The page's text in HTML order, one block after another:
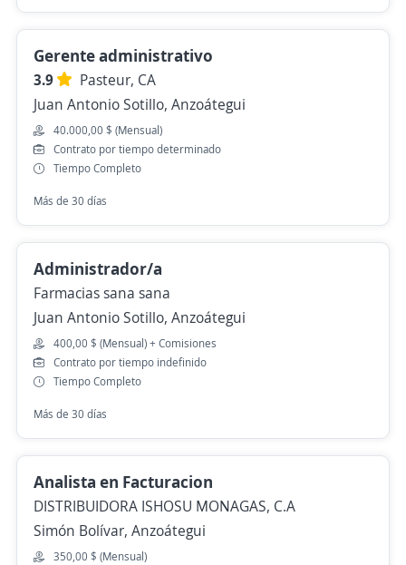
Gerente administrativo
3.9
Pasteur, CA
Juan Antonio Sotillo, Anzoátegui
40.000,00 $ (Mensual)
Contrato por tiempo determinado
Tiempo Completo
Más de 30 días
Administrador/a
Farmacias sana sana
Juan Antonio Sotillo, Anzoátegui
400,00 $ (Mensual) + Comisiones
Contrato por tiempo indefinido
Tiempo Completo
Más de 30 días
Analista en Facturacion
DISTRIBUIDORA ISHOSU MONAGAS, C.A
Simón Bolívar, Anzoátegui
350,00 $ (Mensual)